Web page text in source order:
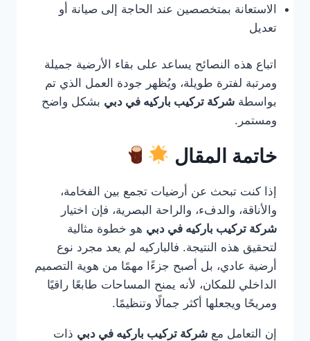
الاستعانة بمتخصصين عند الحاجة إلى صيانة أو
تعديل
اتباع هذه النصائح يساعد على بقاء الأرضية جميلة
ومرتبة لفترة طويلة، ويُظهر جودة العمل الذي تم
بواسطة شركة تركيب باركيه في دبي بشكل واضح
ومستمر.
خاتمة المقال
إذا كنت تبحث عن أرضيات تجمع بين الفخامة،
والأناقة، والدفء، والراحة البصرية، فإن اختيار
شركة تركيب باركيه في دبي هو خطوة مثالية
لتحقيق هذه النتيجة. فالباركيه لم يعد مجرد نوع
أرضية عادي، بل أصبح جزءًا مهمًا من هوية التصميم
الداخلي للمكان، لأنه يمنح المساحات طابعًا راقيًا
ومريحًا ويجعلها أكثر جمالًا وتنظيمًا.
إن التعامل مع شركة تركيب باركيه في دبي ذات